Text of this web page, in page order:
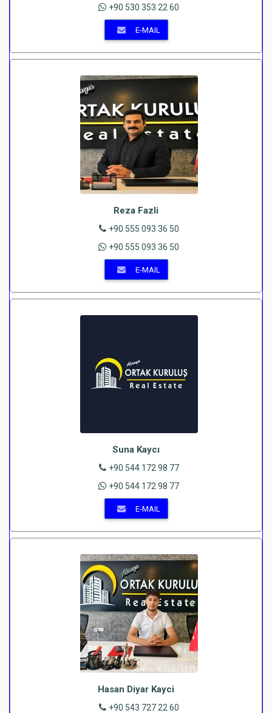
+90 530 353 22 60
E-MAIL
Reza Fazli
+90 555 093 36 50
+90 555 093 36 50
E-MAIL
Suna Kaycı
+90 544 172 98 77
+90 544 172 98 77
E-MAIL
Hasan Diyar Kayci
+90 543 727 22 60